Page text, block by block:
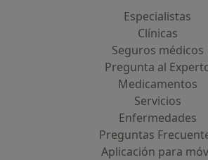
Especialistas
Clínicas
Seguros médicos
Pregunta al
Medicamentos
Servicios
Enfermedades
Preguntas
Aplicación para